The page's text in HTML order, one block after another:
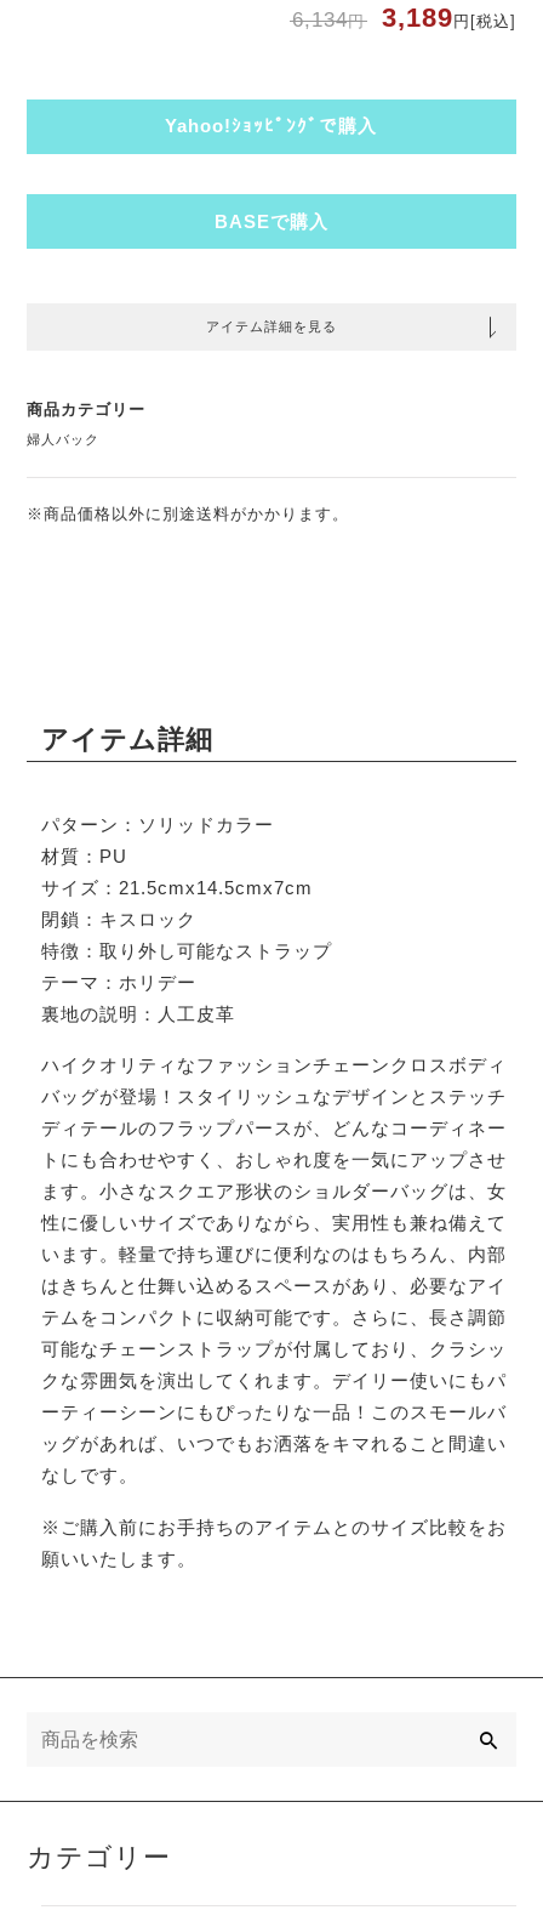
6,134円 3,189 円 [税込]
Yahoo!ｼｮｯﾋﾟﾝｸﾞで購入
BASEで購入
アイテム詳細を見る
商品カテゴリー
婦人バック
※商品価格以外に別途送料がかかります。
アイテム詳細
パターン：ソリッドカラー
材質：PU
サイズ：21.5cmx14.5cmx7cm
閉鎖：キスロック
特徴：取り外し可能なストラップ
テーマ：ホリデー
裏地の説明：人工皮革
ハイクオリティなファッションチェーンクロスボディ
バッグが登場！スタイリッシュなデザインとステッチ
ディテールのフラップパースが、どんなコーディネー
トにも合わせやすく、おしゃれ度を一気にアップさせ
ます。小さなスクエア形状のショルダーバッグは、女
性に優しいサイズでありながら、実用性も兼ね備えて
います。軽量で持ち運びに便利なのはもちろん、内部
はきちんと仕舞い込めるスペースがあり、必要なアイ
テムをコンパクトに収納可能です。さらに、長さ調節
可能なチェーンストラップが付属しており、クラシッ
クな雰囲気を演出してくれます。デイリー使いにもパ
ーティーシーンにもぴったりな一品！このスモールバ
ッグがあれば、いつでもお洒落をキマれること間違い
なしです。
※ご購入前にお手持ちのアイテムとのサイズ比較をお
願いいたします。
カテゴリー